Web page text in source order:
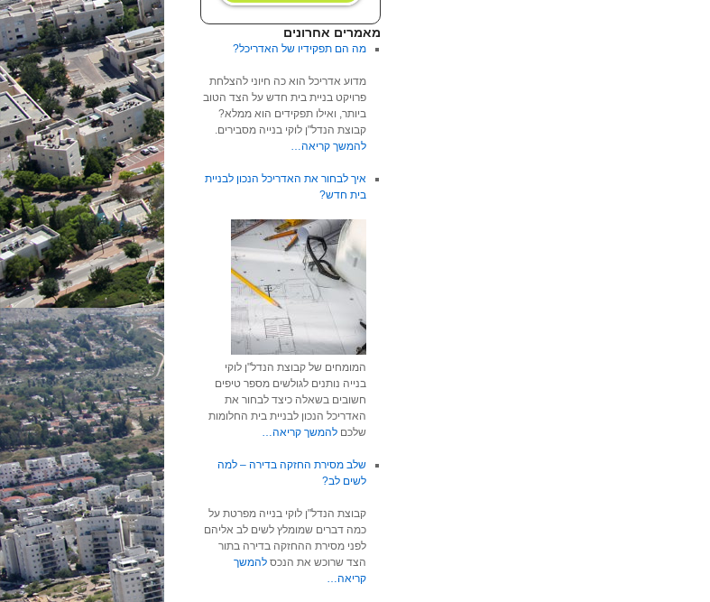
מאמרים אחרונים
מה הם תפקידיו של האדריכל?
מדוע אדריכל הוא כה חיוני להצלחת
פרויקט בניית בית חדש על הצד הטוב
ביותר, ואילו תפקידים הוא ממלא?
קבוצת הנדל"ן לוקי בנייה מסבירים.
להמשך קריאה…
איך לבחור את האדריכל הנכון לבניית
בית חדש?
המומחים של קבוצת הנדל"ן לוקי
בנייה נותנים לגולשים מספר טיפים
חשובים בשאלה כיצד לבחור את
האדריכל הנכון לבניית בית החלומות
שלכם להמשך קריאה…
שלב מסירת החזקה בדירה – למה
לשים לב?
קבוצת הנדל"ן לוקי בנייה מפרטת על
כמה דברים שמומלץ לשים לב אליהם
לפני מסירת ההחזקה בדירה בתור
הצד שרוכש את הנכס להמשך
קריאה…